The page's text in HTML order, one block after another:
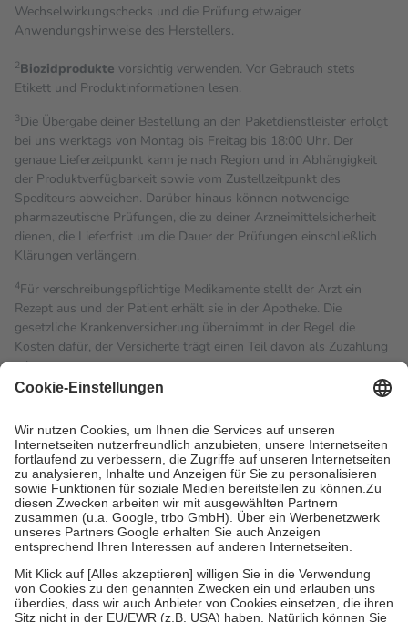
Wechselwirkungschecks und die Prüfung etwaiger
Anwendungshinweise des Herstellers.
2Biozidprodukte vorsichtig verwenden. Vor Gebrauch stets
Etikett und Produktinformationen lesen.
3Die Übergabe deiner Bestellung an den Paketdienstleister erfolgt
bei uns werktags von Montag bis Freitag bis 18:00 Uhr. Der
genaue Lieferzeitpunkt kann je nach Region und in Abhängigkeit
der Produktverfügbarkeit sowie vom Zustellzeitpunkt des
Spediteurs abweichen. Darüber hinaus können notwendige
pharmazeutische Prüfungen, die zu deiner Arzneimittelsicherheit
dienen, die Lieferfrist um die Dauer der Prüfungen einschließlich
Klärungen verlängern.
4Für verschreibungspflichtige Medikamente stellt der Arzt ein
Rezept aus und der Patient erhält sie in der Apotheke. Die
gesetzliche Krankenversicherung übernimmt in der Regel die
Kosten dafür, der Versicherte trägt einen Teil davon als Zuzahlung
mit.
Grundsätzlich leisten Mitglieder Zuzahlungen in Höhe von zehn
höchstens zehn Euro.
Es sind jedoch nie mehr als die
tatsächlichen Kosten der Leistung zu entrichten.
Diese Regeln gelten grundsätzlich auch für Online-Apotheken.
Bei Heilmitteln und häuslicher Krankenpflege beträgt die
Zuzahlung zehn Prozent der Kosten sowie zehn Euro je
Verordnung.
Um das Engagement der Versicherten für ihre eigene Gesundheit
zu stärken und die besondere Stellung der Familie zu unterstützen,
fallenkeine Zuzahlungenan bei:
• Kindern und Jugendlichen bis zum vollendeten 18. Lebensjahr
mit Ausnahme der Fahrkosten